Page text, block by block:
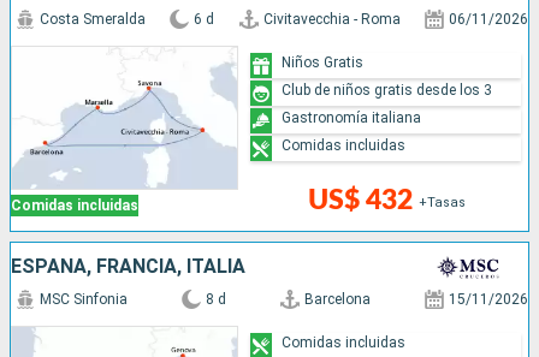
Comidas incluidas
Costa Smeralda 6 d Civitavecchia - Roma 06/11/2026
US$ 432 +Tasas
Niños Gratis
Club de niños gratis desde los 3
Gastronomía italiana
Comidas incluidas
ESPAÑA, FRANCIA, ITALIA
MSC Sinfonia 8 d Barcelona 15/11/2026
Comidas incluidas